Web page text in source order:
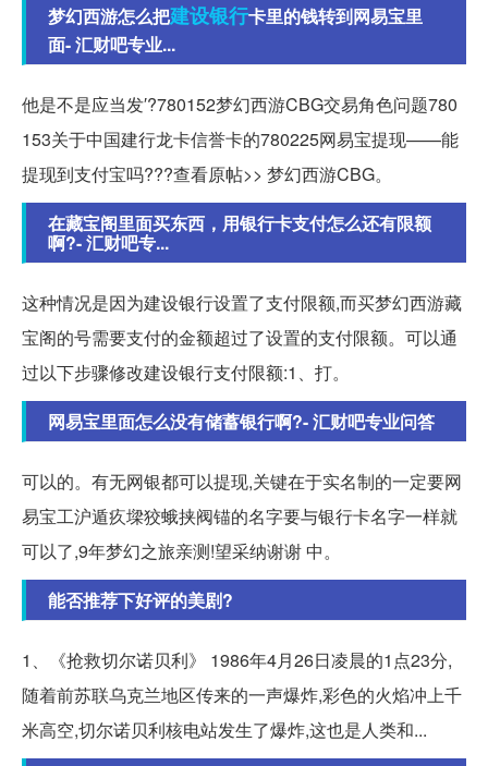
梦幻西游怎么把建设银行卡里的钱转到网易宝里
面- 汇财吧专业...
他是不是应当发′?780152梦幻西游CBG交易角色问题780
153关于中国建行龙卡信誉卡的780225网易宝提现——能
提现到支付宝吗???查看原帖>> 梦幻西游CBG。
在藏宝阁里面买东西，用银行卡支付怎么还有限额
啊?- 汇财吧专...
这种情况是因为建设银行设置了支付限额,而买梦幻西游藏
宝阁的号需要支付的金额超过了设置的支付限额。可以通
过以下步骤修改建设银行支付限额:1、打。
网易宝里面怎么没有储蓄银行啊?- 汇财吧专业问答
可以的。有无网银都可以提现,关键在于实名制的一定要网
易宝工沪遁疚墚狡蛾挟阀锚的名字要与银行卡名字一样就
可以了,9年梦幻之旅亲测!望采纳谢谢 中。
能否推荐下好评的美剧?
1、《抢救切尔诺贝利》 1986年4月26日凌晨的1点23分,
随着前苏联乌克兰地区传来的一声爆炸,彩色的火焰冲上千
米高空,切尔诺贝利核电站发生了爆炸,这也是人类和...